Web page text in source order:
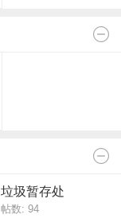
垃圾暂存处
帖数: 94